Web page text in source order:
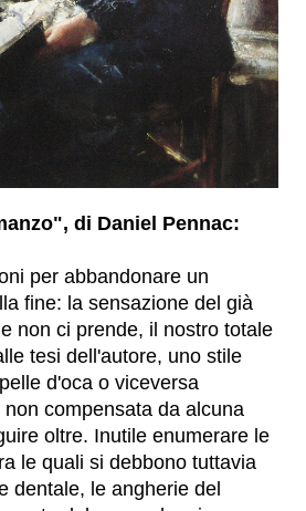
di Daniel Pennac:
per abbandonare un
fine: la sensazione del già
non ci prende, il nostro totale
tesi dell'autore, uno stile
d'oca o viceversa
compensata da alcuna
oltre. Inutile enumerare le
le quali si debbono tuttavia
dentale, le angherie del